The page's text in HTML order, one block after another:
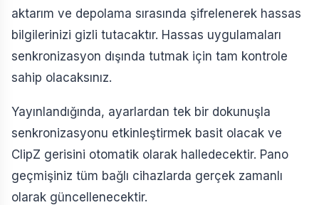
aktarım ve depolama sırasında şifrelenerek hassas
bilgilerinizi gizli tutacaktır. Hassas uygulamaları
senkronizasyon dışında tutmak için tam kontrole
sahip olacaksınız.
Yayınlandığında, ayarlardan tek bir dokunuşla
senkronizasyonu etkinleştirmek basit olacak ve
ClipZ gerisini otomatik olarak halledecektir. Pano
geçmişiniz tüm bağlı cihazlarda gerçek zamanlı
olarak güncellenecektir.